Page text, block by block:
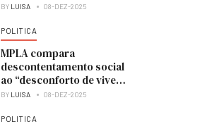
BY LUISA 08-DEZ-2025
POLITICA
MPLA compara
descontentamento social
ao “desconforto de viver
numa casa em obras”
BY LUISA 08-DEZ-2025
POLITICA